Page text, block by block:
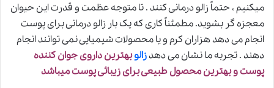
میکنیم ، حتماً زالو درمانی کنند . تا متوجه عظمت و قدرت این حیوان
معجزه گر بشوید. مطمئناً کاری که یک بار زالو درمانی برای پوست
انجام می دهد هزاران کرم و یا محصولات شیمیایی نمی توانند انجام
دهند . تجربه ما نشان می دهدزالوبهترین داروی جوان کننده
پوست و بهترین محصول طبیعی برای زیبائی پوست میباشد